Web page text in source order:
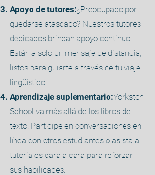
Apoyo de tutores:¿Preocupado por
quedarse atascado? Nuestros tutores
dedicados brindan apoyo continuo.
Están a solo un mensaje de distancia,
listos para guiarte a través de tu viaje
lingüístico.
Aprendizaje suplementario:Yorkston
School va más allá de los libros de
texto. Participe en conversaciones en
línea con otros estudiantes o asista a
tutoriales cara a cara para reforzar
sus habilidades.